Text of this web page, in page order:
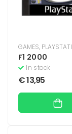
GAMES, PLAYSTATION
F1 2000
In stock
€13,95